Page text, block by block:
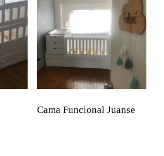
Cama Funcional Juanse